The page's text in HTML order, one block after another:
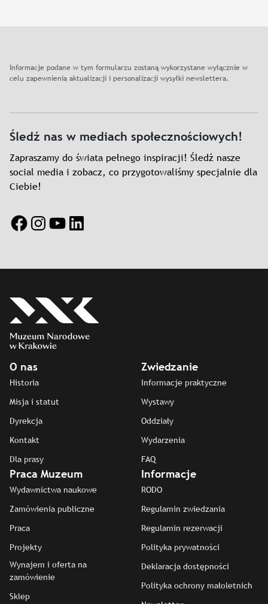
Informacje podane w tym formularzu zostaną wykorzystane wyłącznie w
celu zapewnienia aktualizacji i personalizacji wysyłki newslettera.
Śledź nas w mediach społecznościowych!
Zapraszamy do świata pełnego inspiracji! Śledź nasze
social media i zobacz, co przygotowaliśmy specjalnie dla
Ciebie!
Facebook
Instagram
YouTube
LinkedIn
O nas
Historia
Misja i statut
Dyrekcja
Kontakt
Dla prasy
Zwiedzanie
Informacje praktyczne
Wystawy
Oddziały
Wydarzenia
FAQ
Praca Muzeum
Wydawnictwa naukowe
Zamówienia publiczne
Praca
Projekty
Wynajem i oferta na
zamówienie
Sklep
Informacje
RODO
Regulamin zwiedzania
Regulamin rezerwacji
Polityka prywatności
Deklaracja dostępności
Polityka ochrony małoletnich